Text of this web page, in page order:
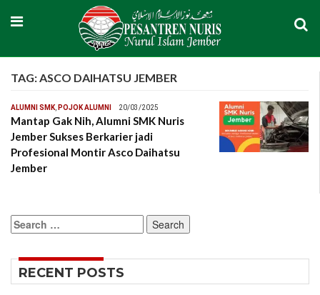
TAG:ASCO DAIHATSU JEMBER
ALUMNI SMK, POJOK ALUMNI 20/03/2025
Mantap Gak Nih, Alumni SMK Nuris
Jember Sukses Berkarier jadi
Profesional Montir Asco Daihatsu
Jember
Search
for:
RECENT POSTS